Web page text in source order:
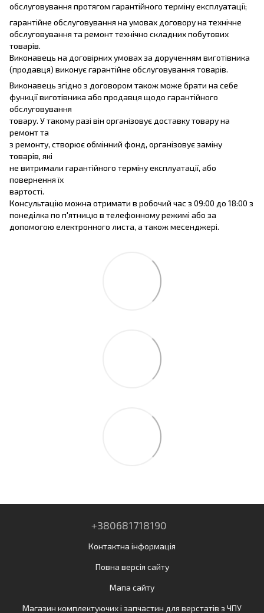
обслуговування протягом гарантійного терміну експлуатації;
гарантійне обслуговування на умовах договору на технічне
обслуговування та ремонт технічно складних побутових
товарів.
Виконавець на договірних умовах за дорученням виготівника
(продавця) виконує гарантійне обслуговування товарів.
Виконавець згідно з договором також може брати на себе
функції виготівника або продавця щодо гарантійного
обслуговування
товару. У такому разі він організовує доставку товару на
ремонт та
з ремонту, створює обмінний фонд, організовує заміну
товарів, які
не витримали гарантійного терміну експлуатації, або
повернення їх
вартості.
Консультацію можна отримати в робочий час з 09:00 до 18:00 з
понеділка по п'ятницю в телефонному режимі або за
допомогою електронного листа, а також месенджері.
+380681718190
Контактна інформація
Повна версія сайту
Мапа сайту
Магазин комплектуючих і запчастин для верстатів з ЧПУ